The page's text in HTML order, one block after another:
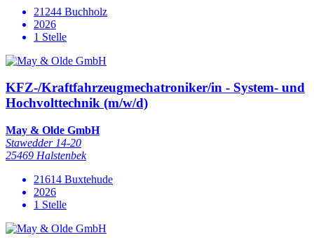
21244 Buchholz
2026
1 Stelle
KFZ-/Kraftfahrzeugmechatroniker/in - System- und
Hochvolttechnik (m/w/d)
May & Olde GmbH
Stawedder 14-20
25469 Halstenbek
21614 Buxtehude
2026
1 Stelle